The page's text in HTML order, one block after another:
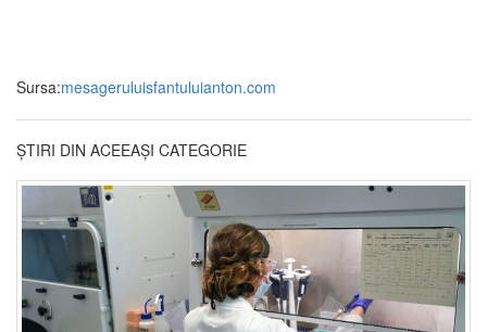
Sursa:mesageruluisfantuluianton.com
ȘTIRI DIN ACEEAȘI CATEGORIE